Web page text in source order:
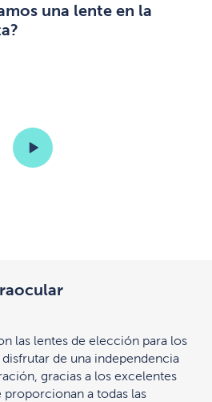
una lente en la
las lentes de elección para los
de una independencia
gracias a los excelentes
proporcionan a todas las